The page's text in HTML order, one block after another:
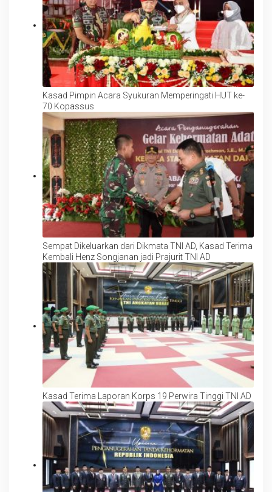
Kasad Pimpin Acara Syukuran Memperingati HUT ke-
70 Kopassus
Sempat Dikeluarkan dari Dikmata TNI AD, Kasad Terima
Kembali Henz Songjanan jadi Prajurit TNI AD
Kasad Terima Laporan Korps 19 Perwira Tinggi TNI AD